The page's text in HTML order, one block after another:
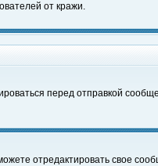
от кражи.
перед отправкой
отредактировать свое